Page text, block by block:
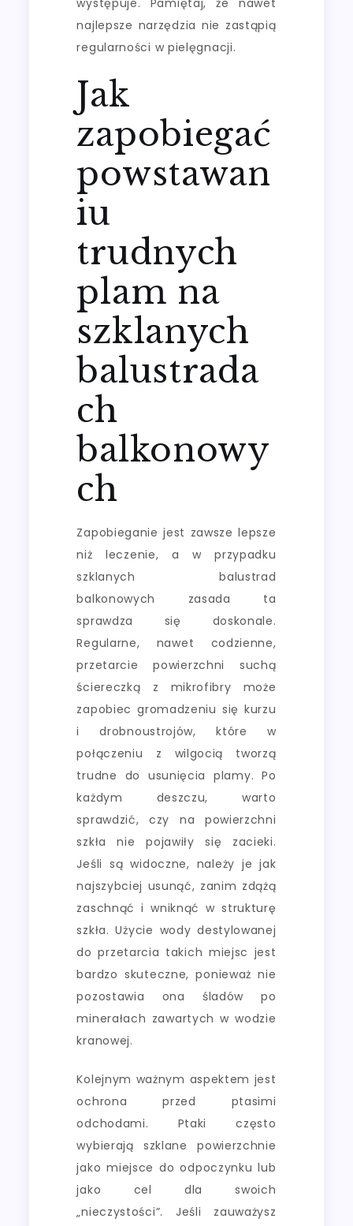
najlepsze narzędzia nie zastąpią
regularności w pielęgnacji.
Jak
zapobiegać
powstawan
iu
trudnych
plam na
szklanych
balustrada
ch
balkonowy
ch
Zapobieganie jest zawsze lepsze
niż leczenie, a w przypadku
szklanych balustrad
balkonowych zasada ta
sprawdza się doskonale.
Regularne, nawet codzienne,
przetarcie powierzchni suchą
ściereczką z mikrofibry może
zapobiec gromadzeniu się kurzu
i drobnoustrojów, które w
połączeniu z wilgocią tworzą
trudne do usunięcia plamy. Po
każdym deszczu, warto
sprawdzić, czy na powierzchni
szkła nie pojawiły się zacieki.
Jeśli są widoczne, należy je jak
najszybciej usunąć, zanim zdążą
zaschnąć i wniknąć w strukturę
szkła. Użycie wody destylowanej
do przetarcia takich miejsc jest
bardzo skuteczne, ponieważ nie
pozostawia ona śladów po
minerałach zawartych w wodzie
kranowej.
Kolejnym ważnym aspektem jest
ochrona przed ptasimi
odchodami. Ptaki często
wybierają szklane powierzchnie
jako miejsce do odpoczynku lub
jako cel dla swoich
„nieczystości”. Jeśli zauważysz